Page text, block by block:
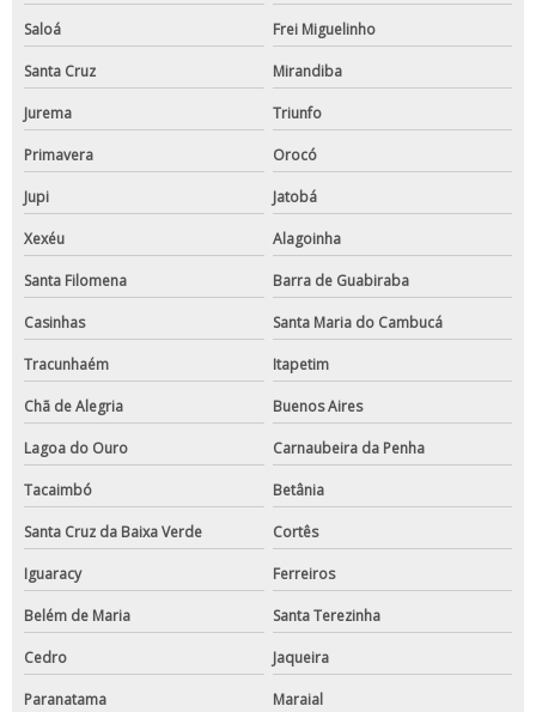
Saloá Frei Miguelinho
Santa Cruz Mirandiba
Jurema Triunfo
Primavera Orocó
Jupi Jatobá
Xexéu Alagoinha
Santa Filomena Barra de Guabiraba
Casinhas Santa Maria do Cambucá
Tracunhaém Itapetim
Chã de Alegria Buenos Aires
Lagoa do Ouro Carnaubeira da Penha
Tacaimbó Betânia
Santa Cruz da Baixa Verde Cortês
Iguaracy Ferreiros
Belém de Maria Santa Terezinha
Cedro Jaqueira
Paranatama Maraial